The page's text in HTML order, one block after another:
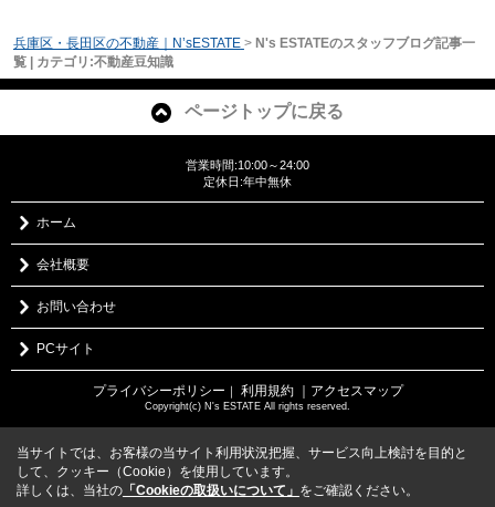
兵庫区・長田区の不動産｜N’sESTATE > N's ESTATEのスタッフブログ記事一
覧 | カテゴリ:不動産豆知識
ページトップに戻る
営業時間:10:00～24:00
定休日:年中無休
ホーム
会社概要
お問い合わせ
PCサイト
プライバシーポリシー ｜ 利用規約 ｜アクセスマップ
Copyright(c) N's ESTATE All rights reserved.
当サイトでは、お客様の当サイト利用状況把握、サービス向上検討を目的と
して、クッキー（Cookie）を使用しています。
詳しくは、当社の 「Cookieの取扱いについて」 をご確認ください。